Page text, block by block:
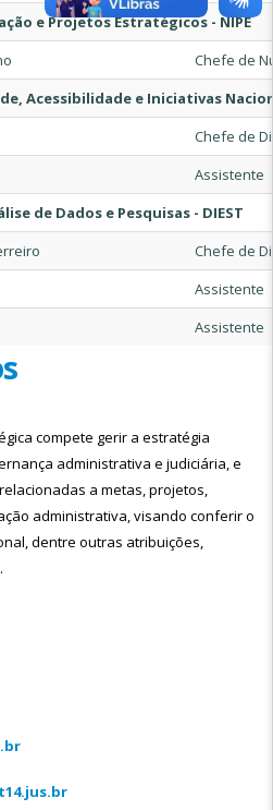
e Projetos Estratégicos - NIPE
Chefe de
Acessibilidade e Iniciativas
Chefe de
Assistente
de Dados e Pesquisas - DIEST
Chefe de
Assistente
Assistente
compete gerir a estratégia
administrativa e judiciária, e
a metas, projetos,
administrativa, visando conferir o
dentre outras atribuições,